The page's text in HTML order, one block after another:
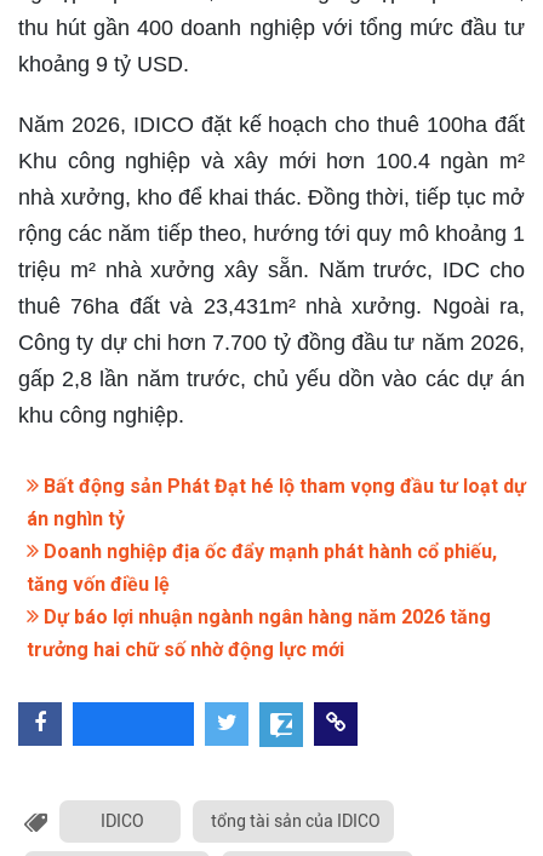
thu hút gần 400 doanh nghiệp với tổng mức đầu tư
khoảng 9 tỷ USD.
Năm 2026, IDICO đặt kế hoạch cho thuê 100ha đất
Khu công nghiệp và xây mới hơn 100.4 ngàn m²
nhà xưởng, kho để khai thác. Đồng thời, tiếp tục mở
rộng các năm tiếp theo, hướng tới quy mô khoảng 1
triệu m² nhà xưởng xây sẵn. Năm trước, IDC cho
thuê 76ha đất và 23,431m² nhà xưởng. Ngoài ra,
Công ty dự chi hơn 7.700 tỷ đồng đầu tư năm 2026,
gấp 2,8 lần năm trước, chủ yếu dồn vào các dự án
khu công nghiệp.
Bất động sản Phát Đạt hé lộ tham vọng đầu tư loạt dự
án nghìn tỷ
Doanh nghiệp địa ốc đẩy mạnh phát hành cổ phiếu,
tăng vốn điều lệ
Dự báo lợi nhuận ngành ngân hàng năm 2026 tăng
trưởng hai chữ số nhờ động lực mới
IDICO tổng tài sản của IDICO